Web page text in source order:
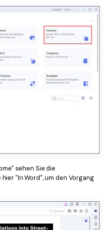
sehen Sie die
"In Word", um den Vorgang